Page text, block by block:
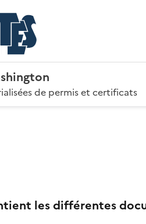
de permis et certificats
les différentes